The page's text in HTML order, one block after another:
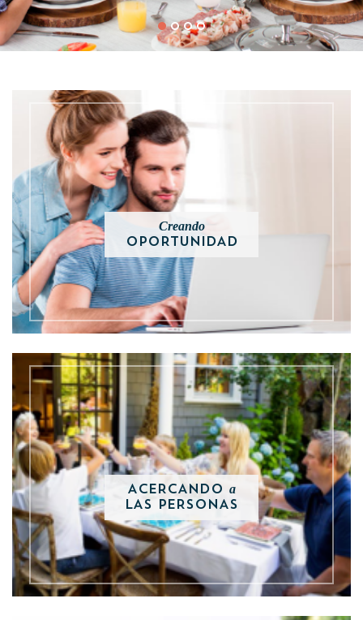
Creando
OPORTUNIDAD
ACERCANDO a
LAS PERSONAS